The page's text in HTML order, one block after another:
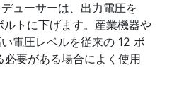
ューサーは、出力電圧を
トに下げます。産業機器や
電圧レベルを従来の 12 ボ
必要がある場合によく使用